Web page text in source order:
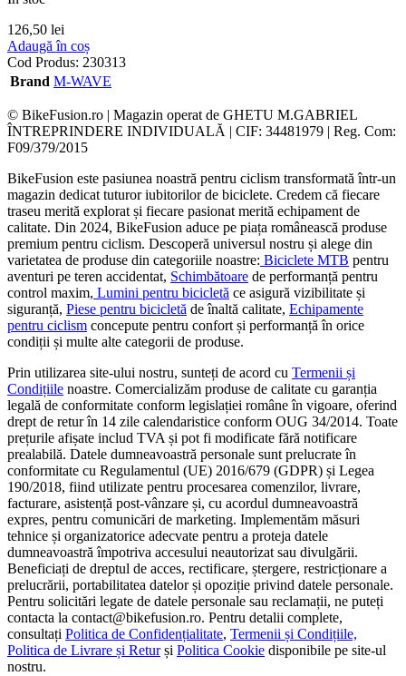
126,50 lei
Adaugă în coș
Cod Produs: 230313
Brand M-WAVE
© BikeFusion.ro | Magazin operat de GHETU M.GABRIEL
ÎNTREPRINDERE INDIVIDUALĂ | CIF: 34481979 | Reg. Com:
F09/379/2015
BikeFusion este pasiunea noastră pentru ciclism transformată într-un
magazin dedicat tuturor iubitorilor de biciclete. Credem că fiecare
traseu merită explorat și fiecare pasionat merită echipament de
calitate. Din 2024, BikeFusion aduce pe piața românească produse
premium pentru ciclism. Descoperă universul nostru și alege din
varietatea de produse din categoriile noastre: Biciclete MTB pentru
aventuri pe teren accidentat, Schimbătoare de performanță pentru
control maxim, Lumini pentru bicicletă ce asigură vizibilitate și
siguranță, Piese pentru bicicletă de înaltă calitate, Echipamente
pentru ciclism concepute pentru confort și performanță în orice
condiții și multe alte categorii de produse.
Prin utilizarea site-ului nostru, sunteți de acord cu Termenii și
Condițiile noastre. Comercializăm produse de calitate cu garanția
legală de conformitate conform legislației române în vigoare, oferind
drept de retur în 14 zile calendaristice conform OUG 34/2014. Toate
prețurile afișate includ TVA și pot fi modificate fără notificare
prealabilă. Datele dumneavoastră personale sunt prelucrate în
conformitate cu Regulamentul (UE) 2016/679 (GDPR) și Legea
190/2018, fiind utilizate pentru procesarea comenzilor, livrare,
facturare, asistență post-vânzare și, cu acordul dumneavoastră
expres, pentru comunicări de marketing. Implementăm măsuri
tehnice și organizatorice adecvate pentru a proteja datele
dumneavoastră împotriva accesului neautorizat sau divulgării.
Beneficiați de dreptul de acces, rectificare, ștergere, restricționare a
prelucrării, portabilitatea datelor și opoziție privind datele personale.
Pentru solicitări legate de datele personale sau reclamații, ne puteți
contacta la contact@bikefusion.ro. Pentru detalii complete,
consultați Politica de Confidențialitate, Termenii și Condițiile,
Politica de Livrare și Returși Politica Cookie disponibile pe site-ul
nostru.